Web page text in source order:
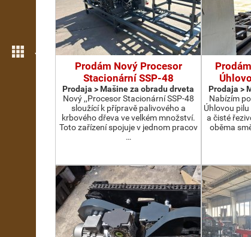
Još opcija
Prodám Nový Procesor
Stacionární SSP-48
Prodaja > Мašine za obradu drveta
Nový ,,Procesor Stacionární SSP-48
sloužící k přípravě palivového a
krbového dřeva ve velkém množství.
Toto zařízení spojuje v jednom pracov
…
Prodaja >
Nabízím
Úhlovou
a čisté
oběma